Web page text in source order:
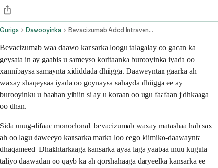
Guriga Dawooyinka Bevacizumab Adcd Intravenous Route
Bevacizumab waa daawo kansarka loogu talagalay oo gacan ka
geysata in ay gaabis u sameyso koritaanka burooyinka iyada oo
xannibaysa samaynta xididdada dhiigga. Daaweyntan gaarka ah
waxay shaqeysaa iyada oo goynaysa sahayda dhiigga ee ay
burooyinku u baahan yihiin si ay u koraan oo ugu faafaan jidhkaaga
oo dhan.
Sida unug-difaac monoclonal, bevacizumab waxay matashaa hab sax
ah oo lagu daweeyo kansarka marka loo eego kiimiko-daawaynta
dhaqameed. Dhakhtarkaaga kansarka ayaa laga yaabaa inuu kugula
taliyo daawadan oo qayb ka ah qorshahaaga daryeelka kansarka ee